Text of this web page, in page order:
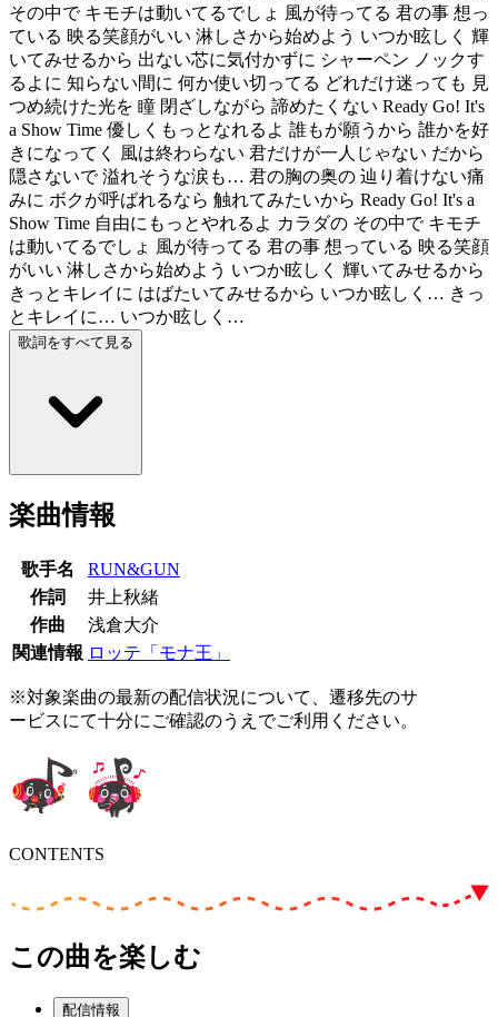
その中で キモチは動いてるでしょ 風が待ってる 君の事 想っ
ている 映る笑顔がいい 淋しさから始めよう いつか眩しく 輝
いてみせるから 出ない芯に気付かずに シャーペン ノックす
るよに 知らない間に 何か使い切ってる どれだけ迷っても 見
つめ続けた光を 瞳 閉ざしながら 諦めたくない Ready Go! It's
a Show Time 優しくもっとなれるよ 誰もが願うから 誰かを好
きになってく 風は終わらない 君だけが一人じゃない だから
隠さないで 溢れそうな涙も… 君の胸の奥の 辿り着けない痛
みに ボクが呼ばれるなら 触れてみたいから Ready Go! It's a
Show Time 自由にもっとやれるよ カラダの その中で キモチ
は動いてるでしょ 風が待ってる 君の事 想っている 映る笑顔
がいい 淋しさから始めよう いつか眩しく 輝いてみせるから
きっとキレイに はばたいてみせるから いつか眩しく… きっ
とキレイに… いつか眩しく…
歌詞をすべて見る
楽曲情報
歌手名
RUN&GUN
作詞
井上秋緒
作曲
浅倉大介
関連情報 ロッテ「モナ王」
※対象楽曲の最新の配信状況について、遷移先のサ
ービスにて十分にご確認のうえでご利用ください。
CONTENTS
この曲を楽しむ
配信情報